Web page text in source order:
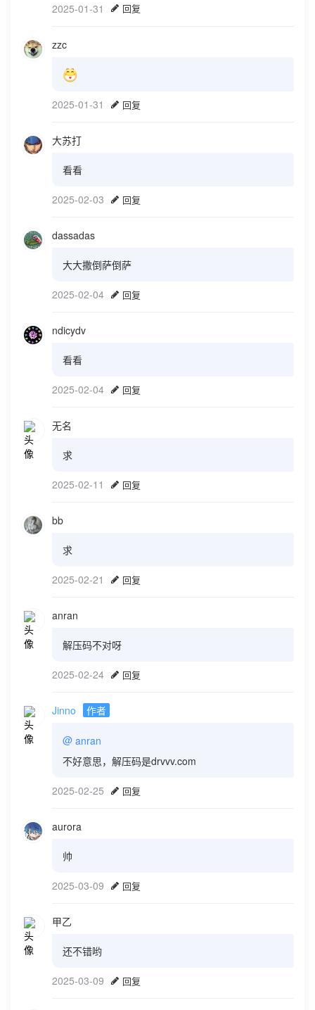
2025-01-31 回复
zzc
2025-01-31 回复
大苏打
看看
2025-02-03 回复
dassadas
大大撒倒萨倒萨
2025-02-04 回复
ndicydv
看看
2025-02-04 回复
无名
求
2025-02-11 回复
bb
求
2025-02-21 回复
anran
解压码不对呀
2025-02-24 回复
Jinno 作者
@ anran
不好意思，解压码是drvvv.com
2025-02-25 回复
aurora
帅
2025-03-09 回复
甲乙
还不错哟
2025-03-09 回复